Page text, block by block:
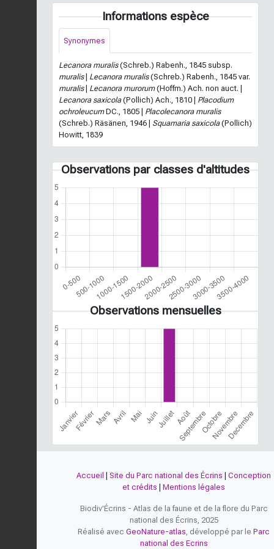
Informations espèce
Synonymes
Lecanora muralis(Schreb.) Rabenh., 1845 subsp.
muralis| Lecanora muralis(Schreb.) Rabenh., 1845 var.
muralis| Lecanora murorum(Hoffm.) Ach. non auct. |
Lecanora saxicola(Pollich) Ach., 1810 | Placodium
ochroleucumDC., 1805 | Placolecanora muralis
(Schreb.) Räsänen, 1946 | Squamaria saxicola(Pollich)
Howitt, 1839
Observations par classes d'altitudes
Observations mensuelles
Accueil Site du Parc national des Écrins
Conception
et crédits
Mentions légales
Biodiv'Écrins - Atlas de la faune et de la flore du Parc
national des Écrins, 2025
Réalisé avec GeoNature-atlas, développé par le Parc
national des Ecrins